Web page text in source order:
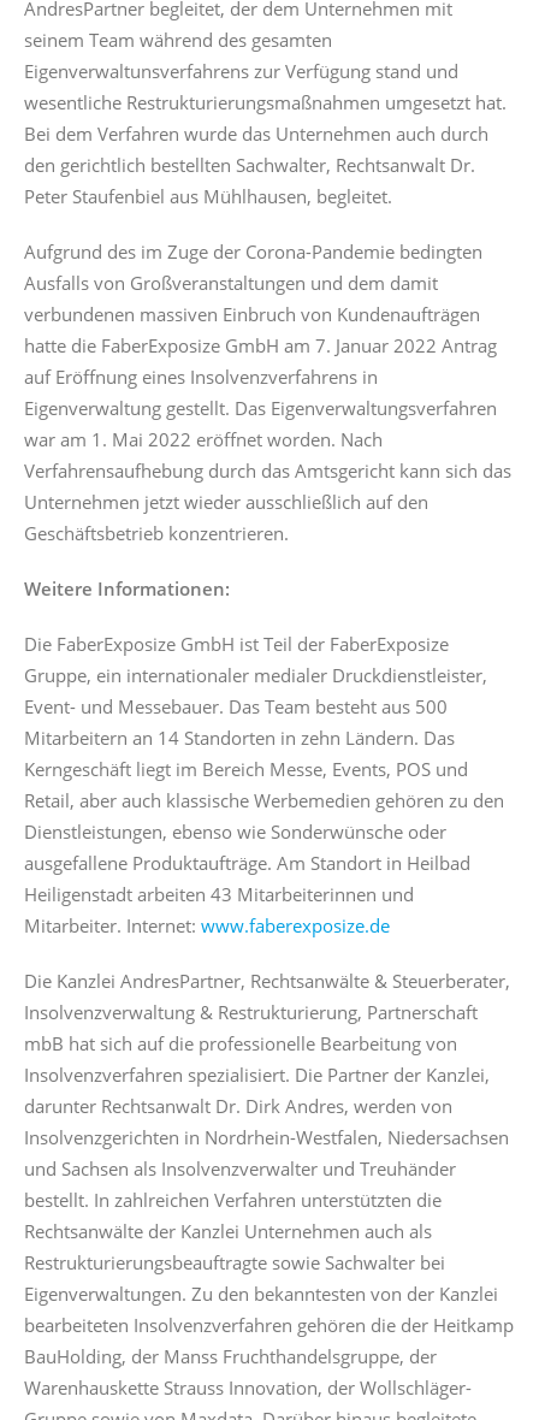
AndresPartner begleitet, der dem Unternehmen mit
seinem Team während des gesamten
Eigenverwaltunsverfahrens zur Verfügung stand und
wesentliche Restrukturierungsmaßnahmen umgesetzt hat.
Bei dem Verfahren wurde das Unternehmen auch durch
den gerichtlich bestellten Sachwalter, Rechtsanwalt Dr.
Peter Staufenbiel aus Mühlhausen, begleitet.
Aufgrund des im Zuge der Corona-Pandemie bedingten
Ausfalls von Großveranstaltungen und dem damit
verbundenen massiven Einbruch von Kundenaufträgen
hatte die FaberExposize GmbH am 7. Januar 2022 Antrag
auf Eröffnung eines Insolvenzverfahrens in
Eigenverwaltung gestellt. Das Eigenverwaltungsverfahren
war am 1. Mai 2022 eröffnet worden. Nach
Verfahrensaufhebung durch das Amtsgericht kann sich das
Unternehmen jetzt wieder ausschließlich auf den
Geschäftsbetrieb konzentrieren.
Weitere Informationen:
Die FaberExposize GmbH ist Teil der FaberExposize
Gruppe, ein internationaler medialer Druckdienstleister,
Event- und Messebauer. Das Team besteht aus 500
Mitarbeitern an 14 Standorten in zehn Ländern. Das
Kerngeschäft liegt im Bereich Messe, Events, POS und
Retail, aber auch klassische Werbemedien gehören zu den
Dienstleistungen, ebenso wie Sonderwünsche oder
ausgefallene Produktaufträge. Am Standort in Heilbad
Heiligenstadt arbeiten 43 Mitarbeiterinnen und
Mitarbeiter. Internet: www.faberexposize.de
Die Kanzlei AndresPartner, Rechtsanwälte & Steuerberater,
Insolvenzverwaltung & Restrukturierung, Partnerschaft
mbB hat sich auf die professionelle Bearbeitung von
Insolvenzverfahren spezialisiert. Die Partner der Kanzlei,
darunter Rechtsanwalt Dr. Dirk Andres, werden von
Insolvenzgerichten in Nordrhein-Westfalen, Niedersachsen
und Sachsen als Insolvenzverwalter und Treuhänder
bestellt. In zahlreichen Verfahren unterstützten die
Rechtsanwälte der Kanzlei Unternehmen auch als
Restrukturierungsbeauftragte sowie Sachwalter bei
Eigenverwaltungen. Zu den bekanntesten von der Kanzlei
bearbeiteten Insolvenzverfahren gehören die der Heitkamp
BauHolding, der Manss Fruchthandelsgruppe, der
Warenhauskette Strauss Innovation, der Wollschläger-